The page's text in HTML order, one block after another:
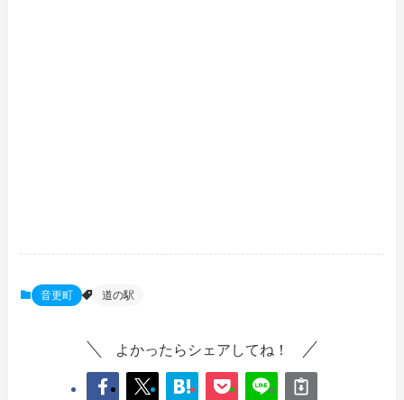
音更町 道の駅
よかったらシェアしてね！